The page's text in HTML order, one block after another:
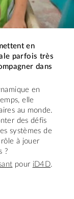
en
parfois très
dans
en
elle
au monde.
des défis
systèmes de
à jouer
?
pour iD4D.